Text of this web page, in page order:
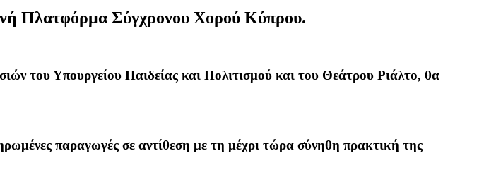
Πλατφόρμα Σύγχρονου Χορού Κύπρου.
του Υπουργείου Παιδείας και Πολιτισμού και του Θεάτρου Ριάλτο, θα
παραγωγές σε αντίθεση με τη μέχρι τώρα σύνηθη πρακτική της